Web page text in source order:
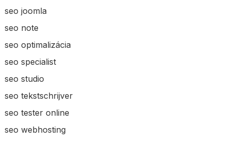
seo joomla
seo note
seo optimalizácia
seo specialist
seo studio
seo tekstschrijver
seo tester online
seo webhosting